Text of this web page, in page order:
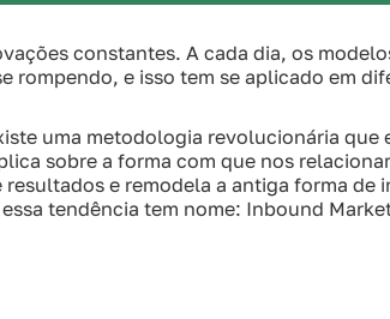
constantes. A cada dia, os
rompendo, e isso tem se aplicado em
uma metodologia revolucionária que
sobre a forma com que nos
e remodela a antiga forma de
tendência tem nome: Inbound